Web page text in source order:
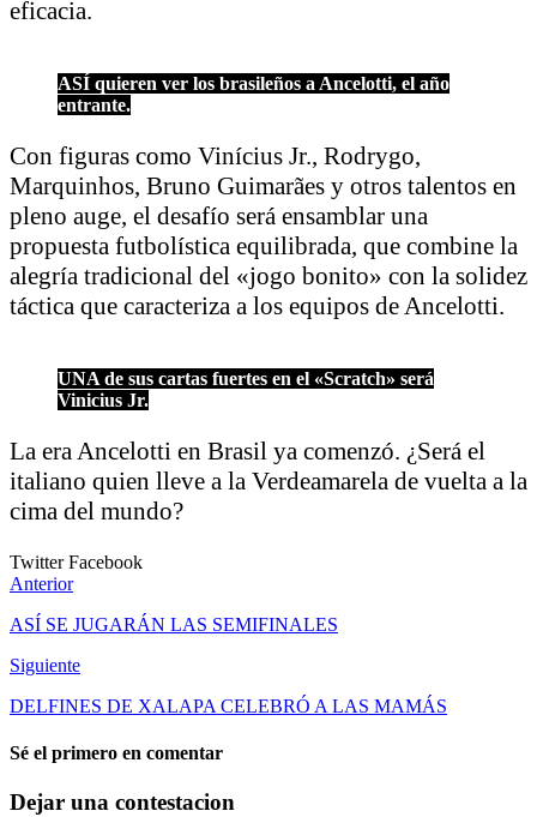
eficacia.
ASÍ quieren ver los brasileños a Ancelotti, el año
entrante.
Con figuras como Vinícius Jr., Rodrygo,
Marquinhos, Bruno Guimarães y otros talentos en
pleno auge, el desafío será ensamblar una
propuesta futbolística equilibrada, que combine la
alegría tradicional del «jogo bonito» con la solidez
táctica que caracteriza a los equipos de Ancelotti.
UNA de sus cartas fuertes en el «Scratch» será
Vinicius Jr.
La era Ancelotti en Brasil ya comenzó. ¿Será el
italiano quien lleve a la Verdeamarela de vuelta a la
cima del mundo?
TwitterFacebook
Anterior
ASÍ SE JUGARÁN LAS SEMIFINALES
Siguiente
DELFINES DE XALAPA CELEBRÓ A LAS MAMÁS
Sé el primero en comentar
Dejar una contestacion